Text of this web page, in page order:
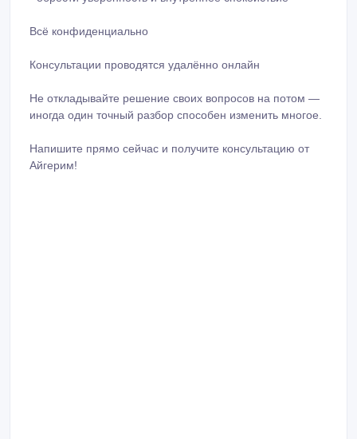
Всё конфиденциально
Консультации проводятся удалённо онлайн
Не откладывайте решение своих вопросов на потом —
иногда один точный разбор способен изменить многое.
Напишите прямо сейчас и получите консультацию от
Айгерим!